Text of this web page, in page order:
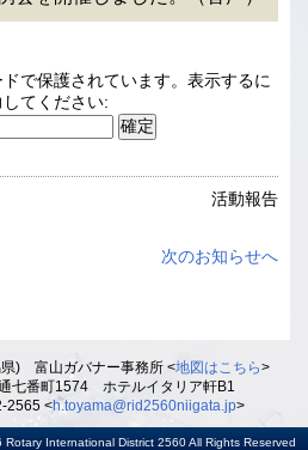
で保護されています。表示するに
てください:
活動報告
次のお知らせへ
県) 富山ガバナー事務所 <地図はこちら>
七番町1574 ホテルイタリア軒B1
2565 <h.toyama@rid2560niigata.jp>
International District 2560 All Rights Reserved